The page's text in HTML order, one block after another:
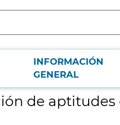
INFORMACIÓN
GENERAL
(2 lotes)
de